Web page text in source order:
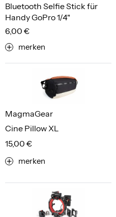
Bluetooth Selfie Stick für
Handy GoPro 1/4"
6,00 €
merken
Cine Pillow XL
MagmaGear
15,00 €
merken